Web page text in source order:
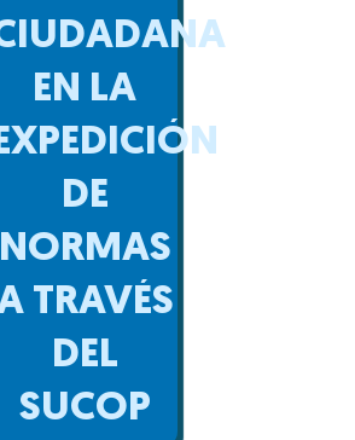
EN LA
DE
NORMAS
TRAVÉS
DEL
SUCOP